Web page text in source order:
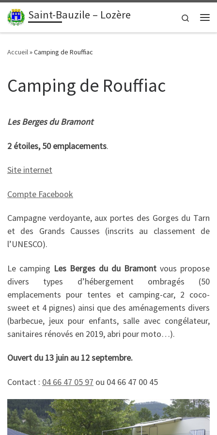
principal
Passer au contenu
Saint-Bauzile – Lozère
Search
Accueil»Camping de Rouffiac
Camping de Rouffiac
Les Berges du Bramont
2 étoiles, 50 emplacements.
Site internet
Compte Facebook
Campagne verdoyante, aux portes des Gorges du Tarn
et des Grands Causses (inscrits au classement de
l’UNESCO).
Le camping Les Berges du du Bramont vous propose
divers types d’hébergement ombragés (50
emplacements pour tentes et camping-car, 2 coco-
sweet et 4 pignes) ainsi que des aménagements divers
(barbecue, jeux pour enfants, salle avec congélateur,
sanitaires rénovés en 2019, abri pour moto…).
Ouvert du 13 juin au 12 septembre.
Contact : 04 66 47 05 97 ou 04 66 47 00 45